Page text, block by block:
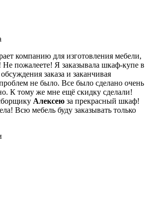
компанию для изготовления мебели,
пожалеете! Я заказывала шкаф-купе в
заказа и заканчивая
не было. Все было сделано очень
К тому же мне ещё скидку сделали!
Алексею за прекрасный шкаф!
Всю мебель буду заказывать только